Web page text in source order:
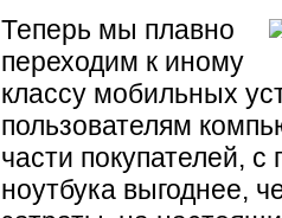
Теперь мы плавно
переходим к иному
классу мобильных
пользователям
части покупателей, с
ноутбука выгоднее,